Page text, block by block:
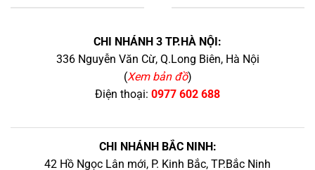
CHI NHÁNH 3 TP.HÀ NỘI:
336 Nguyễn Văn Cừ, Q.Long Biên, Hà Nội
(Xem bản đồ)
Điện thoại: 0977 602 688
CHI NHÁNH BẮC NINH:
42 Hồ Ngọc Lân mới, P. Kinh Bắc, TP.Bắc Ninh